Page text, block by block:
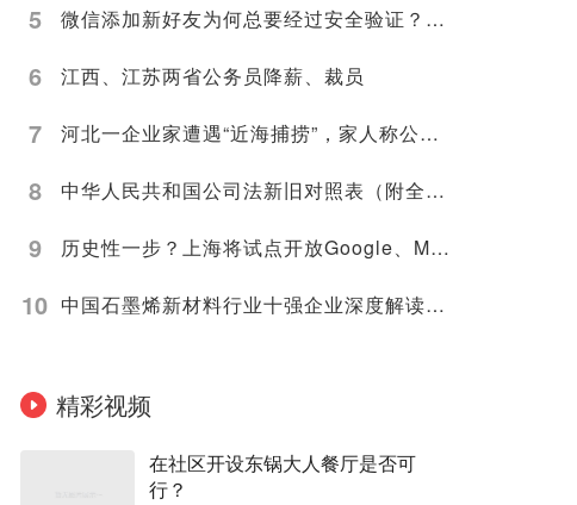
5 微信添加新好友为何总要经过安全验证？背后原因深度解析
6 江西、江苏两省公务员降薪、裁员
7 河北一企业家遭遇“近海捕捞”，家人称公司账上10.9亿现金惹祸
8 中华人民共和国公司法新旧对照表（附全文）
9 历史性一步？上海将试点开放Google、Meta等国际平台访问！
10 中国石墨烯新材料行业十强企业深度解读（2025）
精彩视频
在社区开设东锅大人餐厅是否可
行？